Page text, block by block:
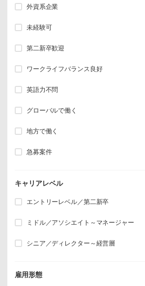
外資系企業
未経験可
第二新卒歓迎
ワークライフバランス良好
英語力不問
グローバルで働く
地方で働く
急募案件
キャリアレベル
エントリーレベル／第二新卒
ミドル／アソシエイト～マネージャー
シニア／ディレクター～経営層
雇用形態